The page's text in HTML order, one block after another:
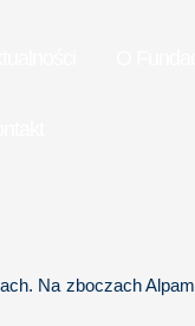
Na zboczach